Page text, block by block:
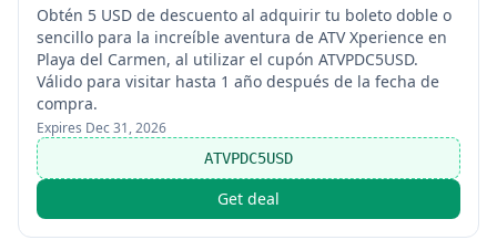
Obtén 5 USD de descuento al adquirir tu boleto doble o
sencillo para la increíble aventura de ATV Xperience en
Playa del Carmen, al utilizar el cupón ATVPDC5USD.
Válido para visitar hasta 1 año después de la fecha de
compra.
Expires Dec 31, 2026
ATVPDC5USD
Get deal